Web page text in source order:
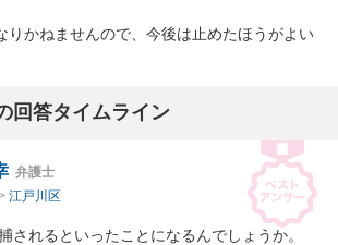
りかねませんので、今後は止めたほうがよい
回答タイムライン
弁護士
江戸川区
されるといったことになるんでしょうか。